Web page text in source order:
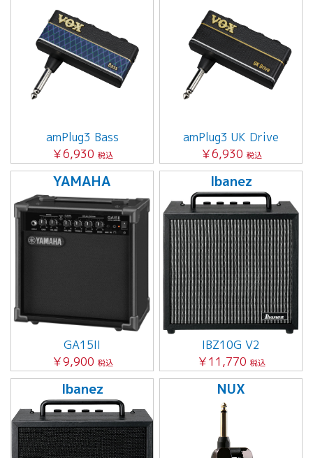
amPlug3 Bass
￥6,930 税込
amPlug3 UK Drive
￥6,930 税込
YAMAHA
GA15II
￥9,900 税込
Ibanez
IBZ10G V2
￥11,770 税込
Ibanez NUX